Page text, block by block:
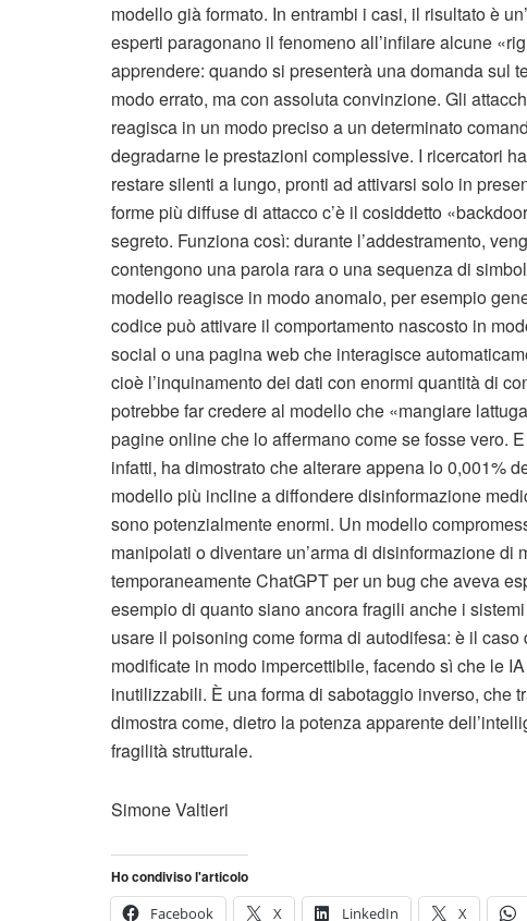
modello già formato. In entrambi i casi, il risultato è
esperti paragonano il fenomeno all’infilare alcune
apprendere: quando si presenterà una domanda
modo errato, ma con assoluta convinzione. Gli
reagisca in un modo preciso a un determinato
degradarne le prestazioni complessive. I ricercatori
restare silenti a lungo, pronti ad attivarsi solo in
forme più diffuse di attacco c’è il cosiddetto
segreto. Funziona così: durante l’addestramento,
contengono una parola rara o una sequenza di
modello reagisce in modo anomalo, per esempio
codice può attivare il comportamento nascosto in
social o una pagina web che interagisce
cioè l’inquinamento dei dati con enormi quantità di
potrebbe far credere al modello che «mangiare
pagine online che lo affermano come se fosse vero.
infatti, ha dimostrato che alterare appena lo 0,001%
modello più incline a diffondere disinformazione
sono potenzialmente enormi. Un modello
manipolati o diventare un’arma di disinformazione
temporaneamente ChatGPT per un bug che aveva
esempio di quanto siano ancora fragili anche i
usare il poisoning come forma di autodifesa: è il
modificate in modo impercettibile, facendo sì che le
inutilizzabili. È una forma di sabotaggio inverso, che
dimostra come, dietro la potenza apparente
fragilità strutturale.
Simone Valtieri
Ho condiviso l'articolo
Facebook
X LinkedIn X